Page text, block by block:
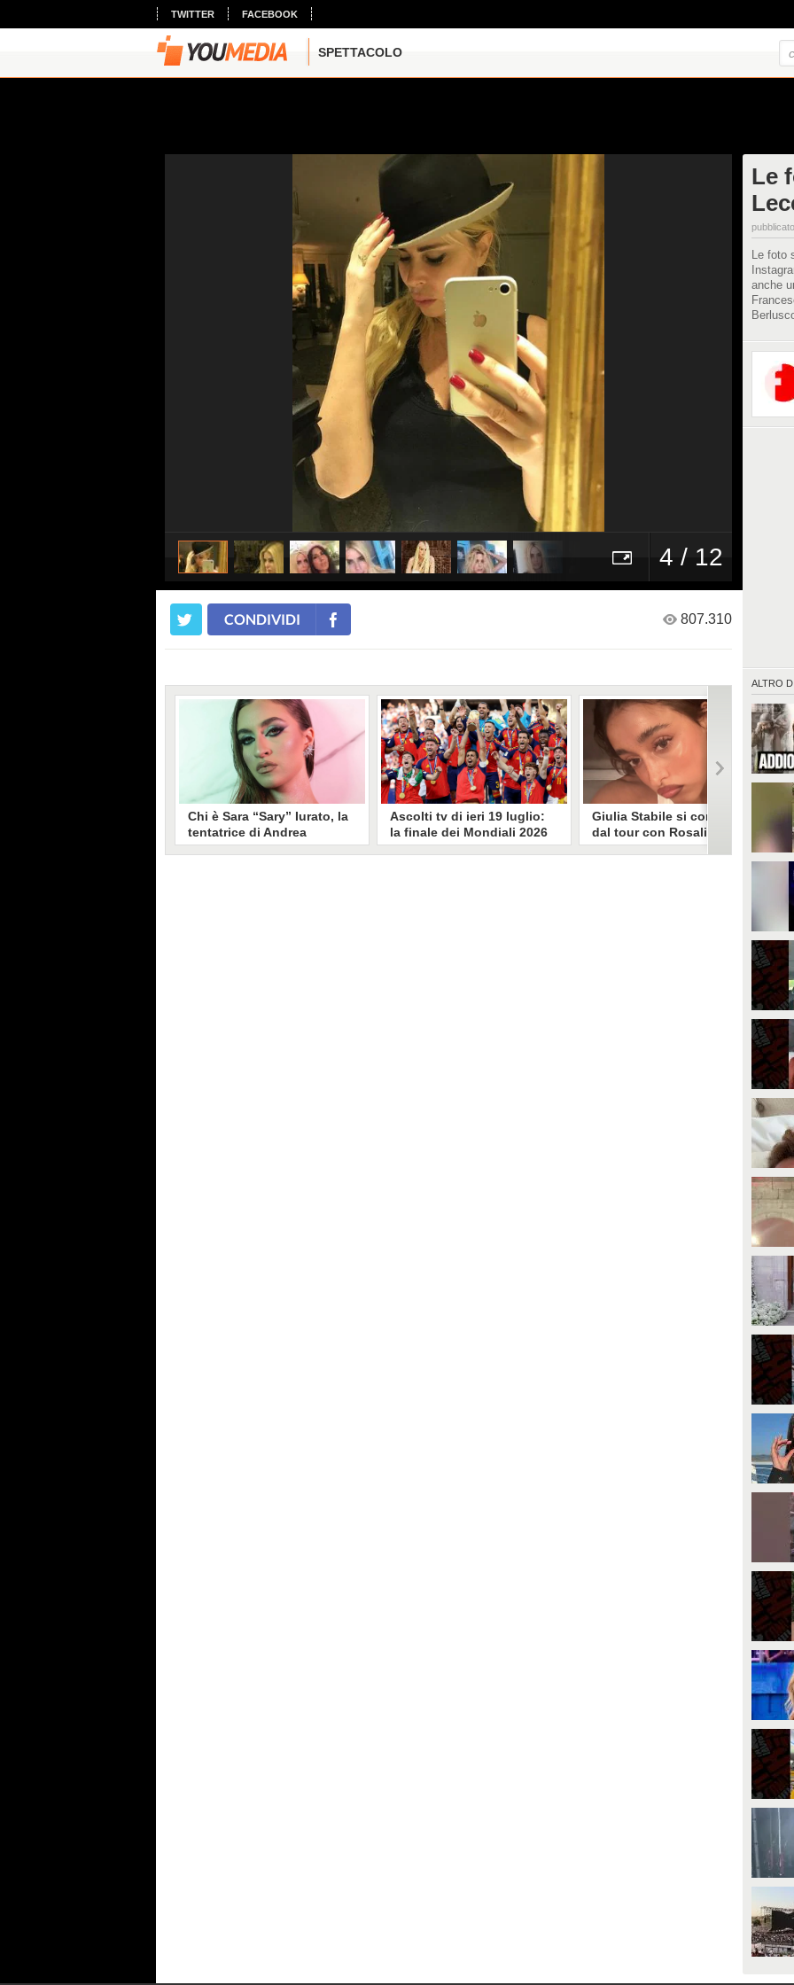
TWITTER FACEBOOK
SPETTACOLO
4 / 12
Le
Le foto
anche
ALTRO DI
CONDIVIDI 807.310
Chi è Sara “Sary” Iurato, la
tentatrice di Andrea
Petraroli a Temptation
Ascolti tv di ieri 19 luglio:
la finale dei Mondiali 2026
Spagna-Argentina
Giulia Stabile si confessa
dal tour con Rosalia: "Non
sono stata bene, costretta
lasciata andare a una confessione